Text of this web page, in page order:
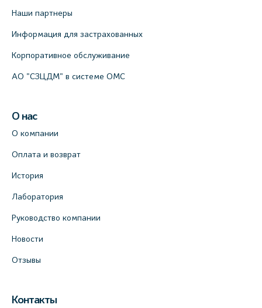
Наши партнеры
Информация для застрахованных
Корпоративное обслуживание
АО "СЗЦДМ" в системе ОМС
О нас
О компании
Оплата и возврат
История
Лаборатория
Руководство компании
Новости
Отзывы
Контакты